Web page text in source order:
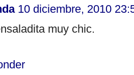
10 diciembre, 2010
muy chic.